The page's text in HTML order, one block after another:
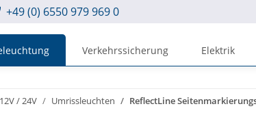
+49 (0) 6550 979 969 0
Verkehrssicherung Elektrik
/ 24V Umrissleuchten ReflectLine